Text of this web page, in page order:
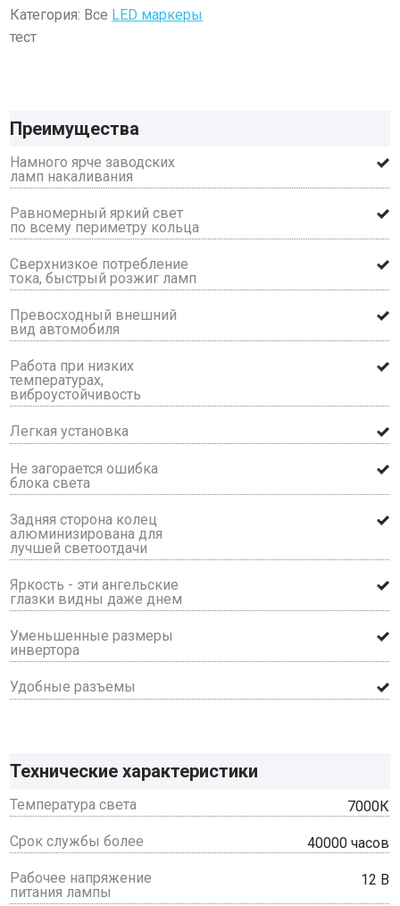
Категория: Все LED маркеры
тест
Преимущества
Намного ярче заводских
ламп накаливания
Равномерный яркий свет
по всему периметру кольца
Сверхнизкое потребление
тока, быстрый розжиг ламп
Превосходный внешний
вид автомобиля
Работа при низких
температурах,
виброустойчивость
Легкая установка
Не загорается ошибка
блока света
Задняя сторона колец
алюминизирована для
лучшей светоотдачи
Яркость - эти ангельские
глазки видны даже днем
Уменьшенные размеры
инвертора
Удобные разъемы
Технические характеристики
Температура света 7000К
Срок службы более 40000 часов
Рабочее напряжение
питания лампы
12 В